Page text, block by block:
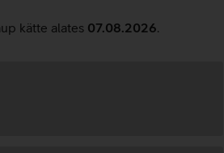
kätte alates 07.08.2026